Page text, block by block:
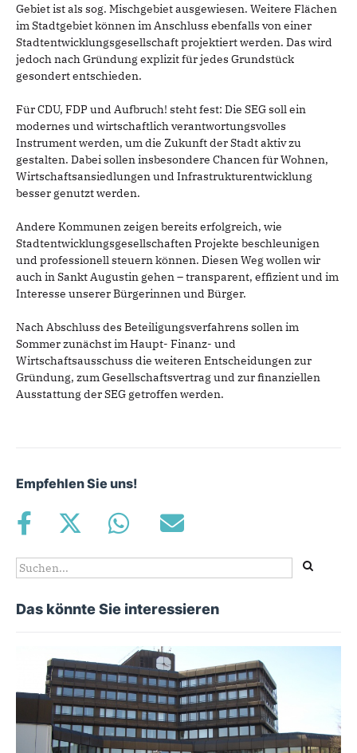
Gebiet ist als sog. Mischgebiet ausgewiesen. Weitere Flächen
im Stadtgebiet können im Anschluss ebenfalls von einer
Stadtentwicklungsgesellschaft projektiert werden. Das wird
jedoch nach Gründung explizit für jedes Grundstück
gesondert entschieden.
Für CDU, FDP und Aufbruch! steht fest: Die SEG soll ein
modernes und wirtschaftlich verantwortungsvolles
Instrument werden, um die Zukunft der Stadt aktiv zu
gestalten. Dabei sollen insbesondere Chancen für Wohnen,
Wirtschaftsansiedlungen und Infrastrukturentwicklung
besser genutzt werden.
Andere Kommunen zeigen bereits erfolgreich, wie
Stadtentwicklungsgesellschaften Projekte beschleunigen
und professionell steuern können. Diesen Weg wollen wir
auch in Sankt Augustin gehen – transparent, effizient und im
Interesse unserer Bürgerinnen und Bürger.
Nach Abschluss des Beteiligungsverfahrens sollen im
Sommer zunächst im Haupt- Finanz- und
Wirtschaftsausschuss die weiteren Entscheidungen zur
Gründung, zum Gesellschaftsvertrag und zur finanziellen
Ausstattung der SEG getroffen werden.
Empfehlen Sie uns!
Suchformular
Suche
Das könnte Sie interessieren